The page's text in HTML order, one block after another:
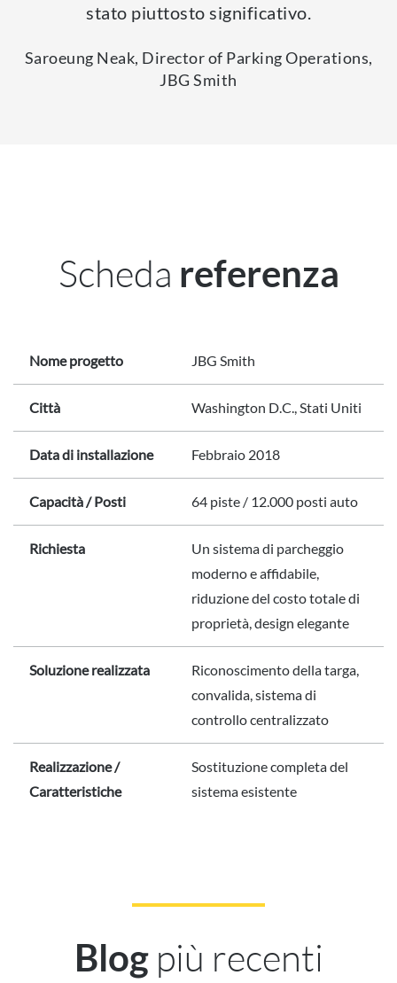
stato piuttosto significativo.
Saroeung Neak, Director of Parking Operations,
JBG Smith
Scheda referenza
Nome progetto JBG Smith
Città Washington D.C., Stati Uniti
Data di installazione Febbraio 2018
Capacità / Posti 64 piste / 12.000 posti auto
Richiesta
Un sistema di parcheggio
moderno e affidabile,
riduzione del costo totale di
proprietà, design elegante
Soluzione realizzata
Riconoscimento della targa,
convalida, sistema di
controllo centralizzato
Realizzazione /
Caratteristiche
Sostituzione completa del
sistema esistente
Blogpiù recenti